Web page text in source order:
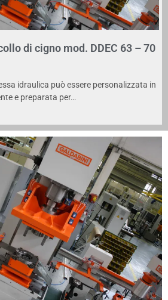
di cigno mod. DDEC 63 – 70
idraulica può essere personalizzata in
e preparata per…